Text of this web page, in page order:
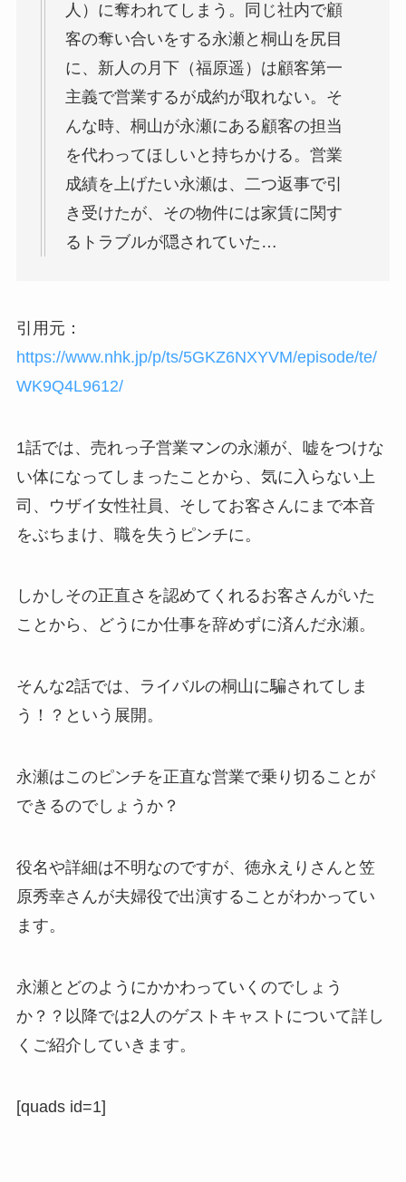
人）に奪われてしまう。同じ社内で顧
客の奪い合いをする永瀬と桐山を尻目
に、新人の月下（福原遥）は顧客第一
主義で営業するが成約が取れない。そ
んな時、桐山が永瀬にある顧客の担当
を代わってほしいと持ちかける。営業
成績を上げたい永瀬は、二つ返事で引
き受けたが、その物件には家賃に関す
るトラブルが隠されていた…
引用元：
https://www.nhk.jp/p/ts/5GKZ6NXYVM/episode/te/
WK9Q4L9612/
1話では、売れっ子営業マンの永瀬が、嘘をつけな
い体になってしまったことから、気に入らない上
司、ウザイ女性社員、そしてお客さんにまで本音
をぶちまけ、職を失うピンチに。
しかしその正直さを認めてくれるお客さんがいた
ことから、どうにか仕事を辞めずに済んだ永瀬。
そんな2話では、ライバルの桐山に騙されてしま
う！？という展開。
永瀬はこのピンチを正直な営業で乗り切ることが
できるのでしょうか？
役名や詳細は不明なのですが、徳永えりさんと笠
原秀幸さんが夫婦役で出演することがわかってい
ます。
永瀬とどのようにかかわっていくのでしょう
か？？以降では2人のゲストキャストについて詳し
くご紹介していきます。
[quads id=1]